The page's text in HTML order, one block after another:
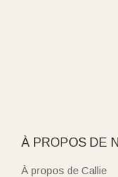
À PROPOS DE
À propos de Callie